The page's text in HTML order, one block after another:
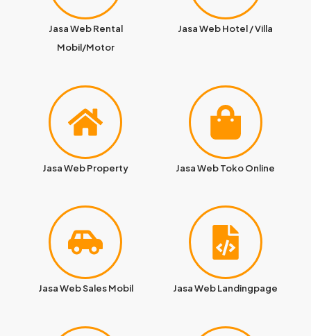
Jasa Web Rental
Mobil/Motor
Jasa Web Hotel / Villa
Jasa Web Property Jasa Web Toko Online
Jasa Web Sales Mobil Jasa Web Landingpage